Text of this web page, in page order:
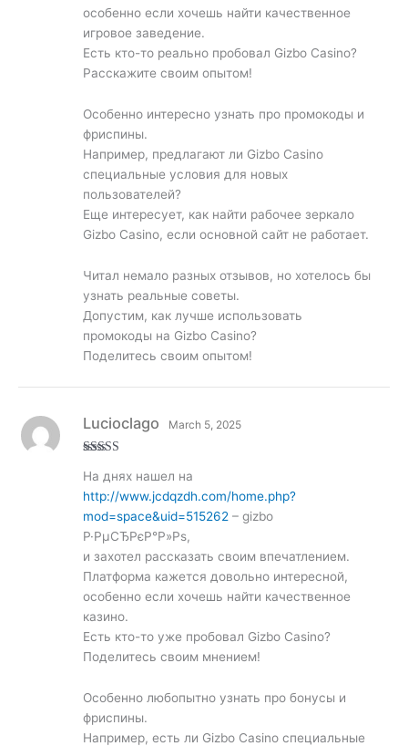
особенно если хочешь найти качественное
игровое заведение.
Есть кто-то реально пробовал Gizbo Casino?
Расскажите своим опытом!
Особенно интересно узнать про промокоды и
фриспины.
Например, предлагают ли Gizbo Casino
специальные условия для новых
пользователей?
Еще интересует, как найти рабочее зеркало
Gizbo Casino, если основной сайт не работает.
Читал немало разных отзывов, но хотелось бы
узнать реальные советы.
Допустим, как лучше использовать
промокоды на Gizbo Casino?
Поделитесь своим опытом!
out of
5
Lucioclago March 5, 2025
На днях нашел на
http://www.jcdqzdh.com/home.php?
mod=space&uid=515262 – gizbo
Р·РµСЂРєР°Р»Рѕ,
и захотел рассказать своим впечатлением.
Платформа кажется довольно интересной,
особенно если хочешь найти качественное
казино.
Есть кто-то уже пробовал Gizbo Casino?
Поделитесь своим мнением!
Особенно любопытно узнать про бонусы и
фриспины.
Например, есть ли Gizbo Casino специальные